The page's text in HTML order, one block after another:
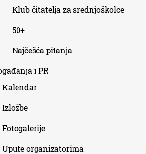
Klub čitatelja za srednjoškolce
50+
Najčešća pitanja
i PR
Kalendar
Izložbe
Fotogalerije
Upute organizatorima